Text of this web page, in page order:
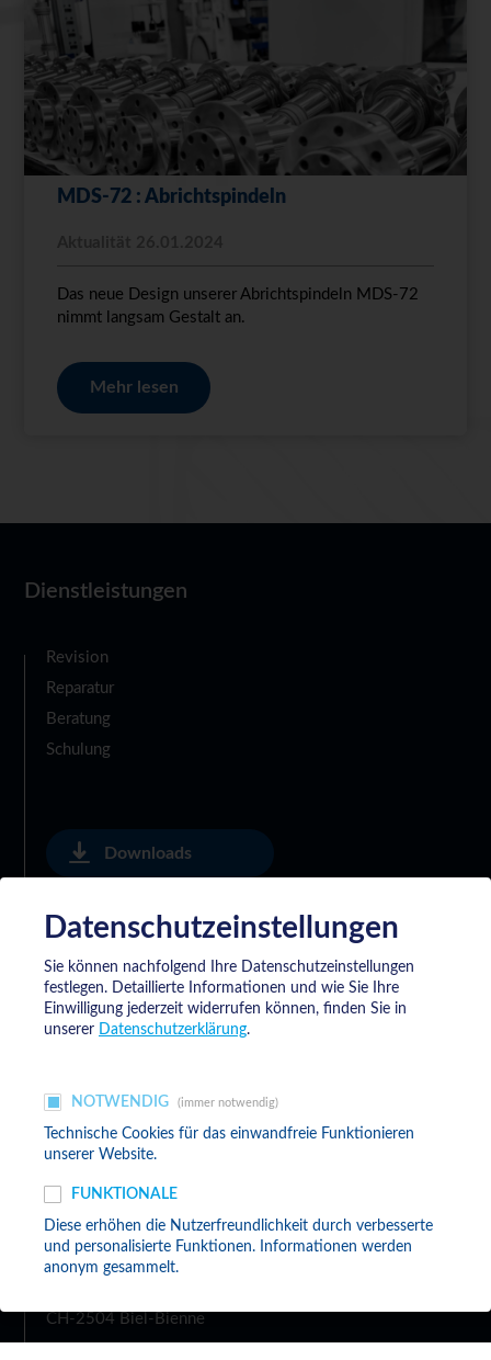
MDS-72 : Abrichtspindeln
Das neue Design unserer Abrichtspindeln MDS-72
nimmt langsam Gestalt an.
Mehr lesen
Dienstleistungen
Revision
Reparatur
Beratung
Schulung
Downloads
Datenschutzerklärung
Allgemeine Lieferbedingungen der Meyrat
Meyrat SA
CH-2504 Biel-Bienne
Datenschutzeinstellungen
Sie können nachfolgend Ihre Datenschutzeinstellungen
festlegen. Detaillierte Informationen und wie Sie Ihre
Einwilligung jederzeit widerrufen können, finden Sie in
unserer Datenschutzerklärung.
NOTWENDIG (immer notwendig)
Technische Cookies für das einwandfreie Funktionieren
unserer Website.
FUNKTIONALE
Diese erhöhen die Nutzerfreundlichkeit durch verbesserte
und personalisierte Funktionen. Informationen werden
anonym gesammelt.